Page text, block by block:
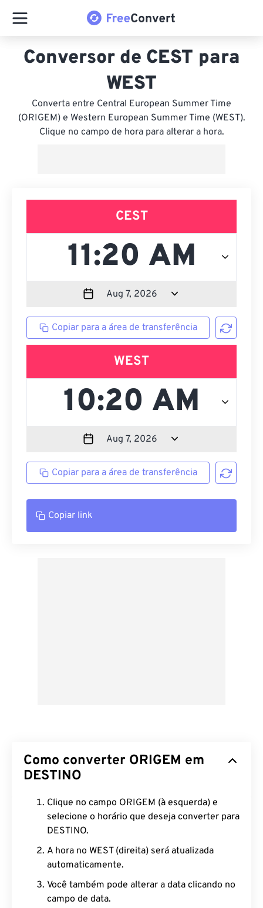
Conversor de CEST para
WEST
Converta entre Central European Summer Time
(ORIGEM) e Western European Summer Time (WEST).
Clique no campo de hora para alterar a hora.
CEST
Copiar para a área de transferência
WEST
Copiar para a área de transferência
Copiar link
Como converter ORIGEM em
DESTINO
Clique no campo ORIGEM (à esquerda) e
selecione o horário que deseja converter para
DESTINO.
A hora no WEST (direita) será atualizada
automaticamente.
Você também pode alterar a data clicando no
campo de data.